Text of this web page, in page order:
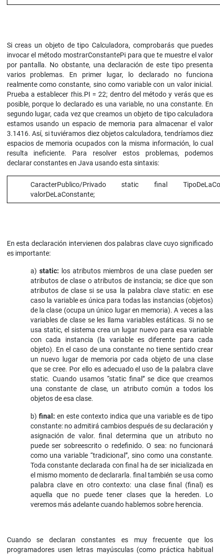
Si creas un objeto de tipo Calculadora, comprobarás que puedes
invocar el método mostrarConstantePi para que te muestre el valor
por pantalla. No obstante, una declaración de este tipo presenta
varios problemas. En primer lugar, lo declarado no funciona
realmente como constante, sino como variable con un valor inicial.
Prueba a establecer this.PI = 22; dentro del método y verás que es
posible, porque lo declarado es una variable, no una constante. En
segundo lugar, cada vez que creamos un objeto de tipo calculadora
estamos usando un espacio de memoria para almacenar el valor
3.1416. Así, si tuviéramos diez objetos calculadora, tendríamos diez
espacios de memoria ocupados con la misma información, lo cual
resulta ineficiente. Para resolver estos problemas, podemos
declarar constantes en Java usando esta sintaxis:
CaracterPublico/Privado static final
valorDeLaConstante;
En esta declaración intervienen dos palabras clave cuyo significado
es importante:
a) static: los atributos miembros de una clase pueden ser
atributos de clase o atributos de instancia; se dice que son
atributos de clase si se usa la palabra clave static: en ese
caso la variable es única para todas las instancias (objetos)
de la clase (ocupa un único lugar en memoria). A veces a las
variables de clase se les llama variables estáticas. Si no se
usa static, el sistema crea un lugar nuevo para esa variable
con cada instancia (la variable es diferente para cada
objeto). En el caso de una constante no tiene sentido crear
un nuevo lugar de memoria por cada objeto de una clase
que se cree. Por ello es adecuado el uso de la palabra clave
static. Cuando usamos “static final” se dice que creamos
una constante de clase, un atributo común a todos los
objetos de esa clase.
b) final : en este contexto indica que una variable es de tipo
constante: no admitirá cambios después de su declaración y
asignación de valor. final determina que un atributo no
puede ser sobreescrito o redefinido. O sea: no funcionará
como una variable “tradicional”, sino como una constante.
Toda constante declarada con final ha de ser inicializada en
el mismo momento de declararla. final también se usa como
palabra clave en otro contexto: una clase final (final) es
aquella que no puede tener clases que la hereden. Lo
veremos más adelante cuando hablemos sobre herencia.
Cuando se declaran constantes es muy frecuente que los
programadores usen letras mayúsculas (como práctica habitual